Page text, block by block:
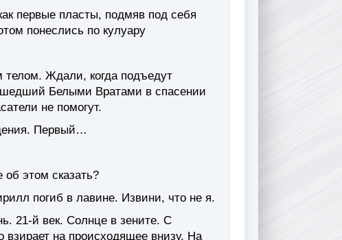
первые пласты, подмяв под себя
понеслись по кулуару
телом. Ждали, когда подъедут
Белыми Вратами в спасении
не помогут.
Первый…
этом сказать?
погиб в лавине. Извини, что не я.
21-й век. Солнце в зените. С
взирает на происходящее внизу. На